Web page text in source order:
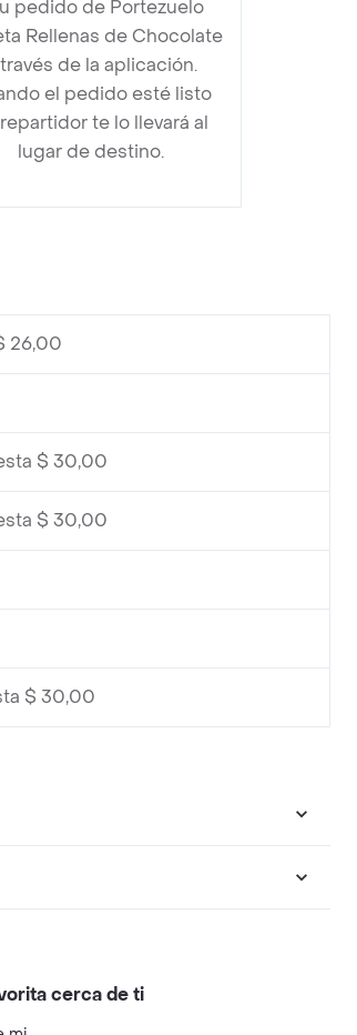
pedido de Portezuelo
Rellenas de Chocolate
de la aplicación.
el pedido esté listo
te lo llevará al
lugar de destino.
26,00
$ 30,00
$ 30,00
$ 30,00
cerca de ti